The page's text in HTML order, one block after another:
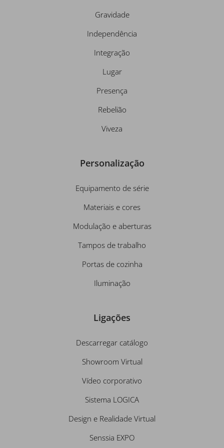
Gravidade
Independência
Integração
Lugar
Presença
Rebelião
Viveza
Personalização
Equipamento de série
Materiais e cores
Modulação e aberturas
Tampos de trabalho
Portas de cozinha
Iluminação
Ligações
Descarregar catálogo
Showroom Virtual
Vídeo corporativo
Sistema LOGICA
Design e Realidade Virtual
Senssia EXPO